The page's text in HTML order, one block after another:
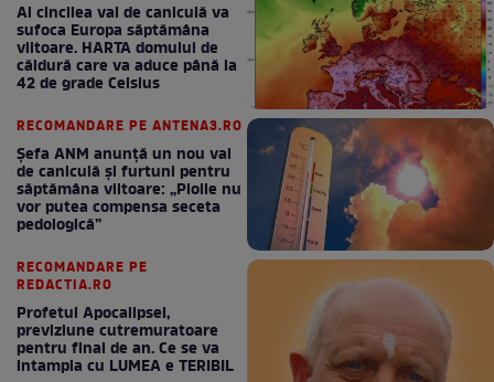
Al cincilea val de caniculă va
sufoca Europa săptămâna
viitoare. HARTA domului de
căldură care va aduce până la
42 de grade Celsius
RECOMANDARE PE ANTENA3.RO
Șefa ANM anunță un nou val
de caniculă și furtuni pentru
săptămâna viitoare: „Ploile nu
vor putea compensa seceta
pedologică”
RECOMANDARE PE
REDACTIA.RO
Profetul Apocalipsei,
previziune cutremuratoare
pentru final de an. Ce se va
intampla cu LUMEA e TERIBIL